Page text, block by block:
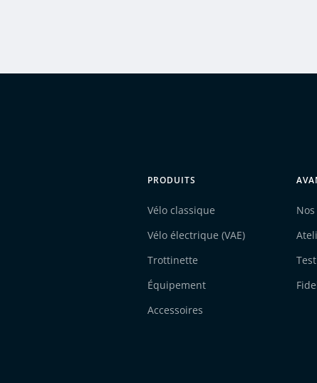
PRODUITS
Vélo classique
Vélo électrique (VAE)
Trottinette
Équipement
Accessoires